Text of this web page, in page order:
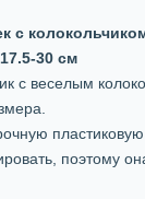
с
30 см
с веселым
пластиковую
поэтому